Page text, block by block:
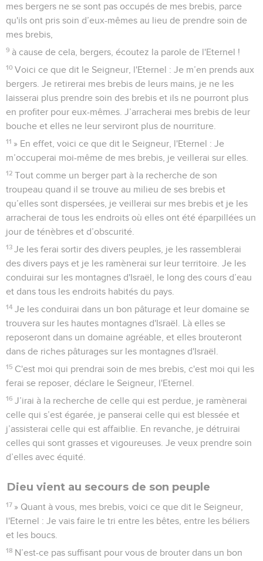
mes bergers ne se sont pas occupés de mes brebis, parce
qu'ils ont pris soin d’eux-mêmes au lieu de prendre soin de
mes brebis,
9 à cause de cela, bergers, écoutez la parole de l'Eternel !
10 Voici ce que dit le Seigneur, l'Eternel : Je m’en prends aux
bergers. Je retirerai mes brebis de leurs mains, je ne les
laisserai plus prendre soin des brebis et ils ne pourront plus
en profiter pour eux-mêmes. J’arracherai mes brebis de leur
bouche et elles ne leur serviront plus de nourriture.
11 » En effet, voici ce que dit le Seigneur, l'Eternel : Je
m’occuperai moi-même de mes brebis, je veillerai sur elles.
12 Tout comme un berger part à la recherche de son
troupeau quand il se trouve au milieu de ses brebis et
qu’elles sont dispersées, je veillerai sur mes brebis et je les
arracherai de tous les endroits où elles ont été éparpillées un
jour de ténèbres et d’obscurité.
13 Je les ferai sortir des divers peuples, je les rassemblerai
des divers pays et je les ramènerai sur leur territoire. Je les
conduirai sur les montagnes d'Israël, le long des cours d’eau
et dans tous les endroits habités du pays.
14 Je les conduirai dans un bon pâturage et leur domaine se
trouvera sur les hautes montagnes d'Israël. Là elles se
reposeront dans un domaine agréable, et elles brouteront
dans de riches pâturages sur les montagnes d'Israël.
15 C'est moi qui prendrai soin de mes brebis, c'est moi qui les
ferai se reposer, déclare le Seigneur, l'Eternel.
16 J’irai à la recherche de celle qui est perdue, je ramènerai
celle qui s’est égarée, je panserai celle qui est blessée et
j’assisterai celle qui est affaiblie. En revanche, je détruirai
celles qui sont grasses et vigoureuses. Je veux prendre soin
d’elles avec équité.
Dieu vient au secours de son peuple
17 » Quant à vous, mes brebis, voici ce que dit le Seigneur,
l'Eternel : Je vais faire le tri entre les bêtes, entre les béliers
et les boucs.
18 N’est-ce pas suffisant pour vous de brouter dans un bon